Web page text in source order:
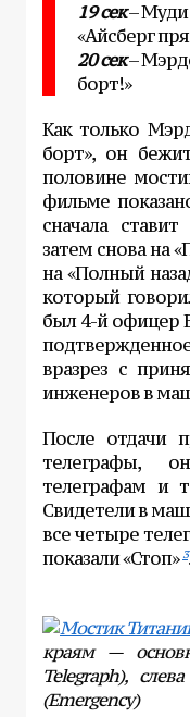
19 сек– Муди
«Айсберг
20 сек–
борт!»
Как только
борт», он
половине
фильме
сначала
затем снова на
на «Полный
который
был 4-й офицер
вразрез с
инженеров в
После отдачи
телеграфы,
телеграфам и
Свидетели в
все четыре
показали «Стоп» 3
краям —
Telegraph),
(Emergency)